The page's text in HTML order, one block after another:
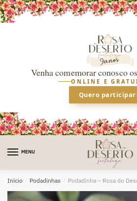
Venha comemorar conosco
ONLINE E
Quero participar
MENU
Início / Podadinhas / Podadinha – Rosa do